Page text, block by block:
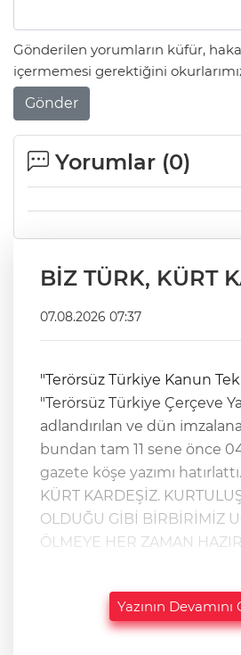
Gönderilen yorumların küfür,
içermemesi gerektiğini
Gönder
Yorumlar (0)
BİZ TÜRK, KÜRT
07.08.2026 07:37
"Terörsüz Türkiye Kanun
"Terörsüz Türkiye Çerçeve
adlandırılan ve dün
bundan tam 11 sene önce
gazete köşe yazımı hatırlattı. EVET BİZ TÜRK,
KÜRT KARDEŞİZ.
OLDUĞU GİBİ BİRBİRİMİZ
ÖLMEYE HER ZAMAN
Yazının Devamını